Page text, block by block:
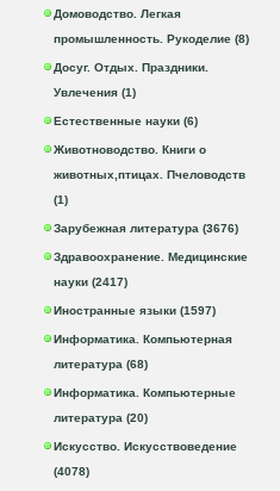
Домоводство. Легкая
промышленность. Рукоделие (8)
Досуг. Отдых. Праздники.
Увлечения (1)
Естественные науки (6)
Животноводство. Книги о
животных,птицах. Пчеловодств
(1)
Зарубежная литература (3676)
Здравоохранение. Медицинские
науки (2417)
Иностранные языки (1597)
Информатика. Компьютерная
литература (68)
Информатика. Компьютерные
литература (20)
Искусство. Искусствоведение
(4078)